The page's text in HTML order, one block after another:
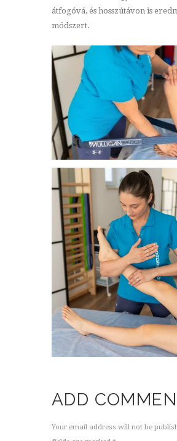
átfogóvá, és hosszútávon is
módszert.
ADD
Your email address will not be